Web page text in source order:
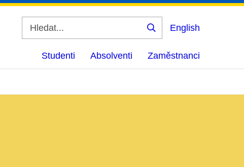
Vyhledat
English
Studenti Absolventi Zaměstnanci